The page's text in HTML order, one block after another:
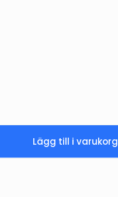
Lägg till i varukorg